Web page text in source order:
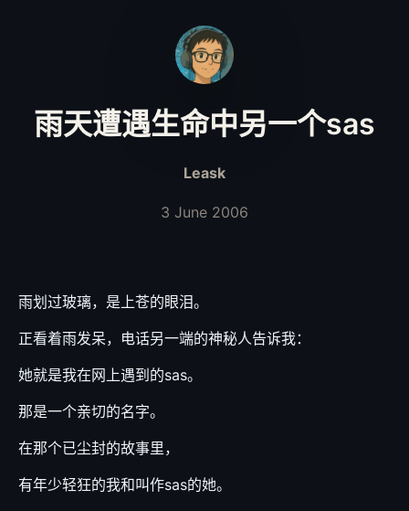
雨天遭遇生命中另一个sas
Leask
3 June 2006
雨划过玻璃，是上苍的眼泪。
正看着雨发呆，电话另一端的神秘人告诉我：
她就是我在网上遇到的sas。
那是一个亲切的名字。
在那个已尘封的故事里，
有年少轻狂的我和叫作sas的她。